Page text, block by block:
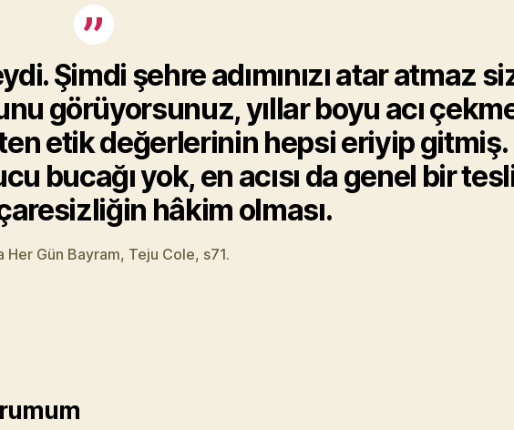
Şimdi şehre adımınızı atar atmaz
görüyorsunuz, yıllar boyu acı
etik değerlerinin hepsi eriyip gitmiş.
bucağı yok, en acısı da genel bir
hâkim olması.
Her Gün Bayram, Teju Cole, s71.